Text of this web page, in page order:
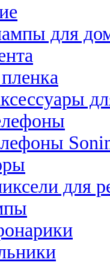
для
для